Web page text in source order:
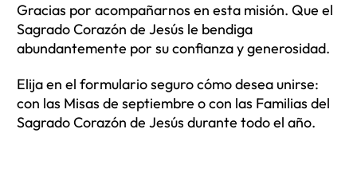
Gracias por acompañarnos en esta misión. Que el
Sagrado Corazón de Jesús le bendiga
abundantemente por su confianza y generosidad.
Elija en el formulario seguro cómo desea unirse:
con las Misas de septiembre o con las Familias del
Sagrado Corazón de Jesús durante todo el año.